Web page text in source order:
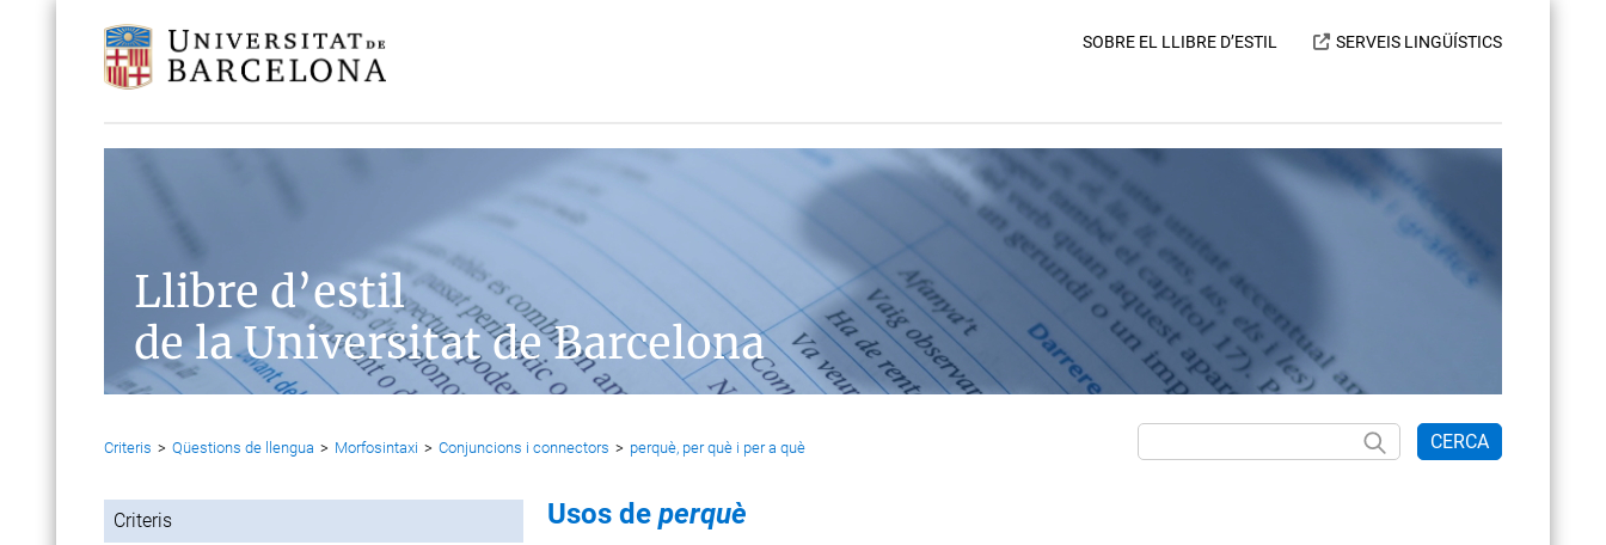
SOBRE EL LLIBRE D’ESTIL SERVEIS LINGÜÍSTICS
Llibre d’estil
de la Universitat de Barcelona
CERCA
Criteris > Qüestions de llengua > Morfosintaxi > Conjuncions i connectors > perquè, per què i per a què
Criteris
Usos de perquè